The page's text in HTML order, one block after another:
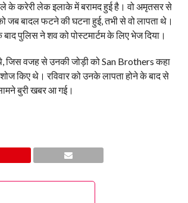
के करेरी लेक इलाके में बरामद हुई है। वो अमृतसर से
जब बादल फटने की घटना हुई, तभी से वो लापता थे।
पुलिस ने शव को पोस्टमार्टम के लिए भेज दिया।
जिस वजह से उनकी जोड़ी को San Brothers कहा
किए थे। रविवार को उनके लापता होने के बाद से
बुरी खबर आ गई।